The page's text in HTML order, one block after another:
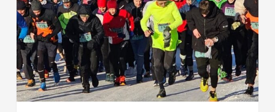
Želvos
ežerą
Suginčiuose
–
REZ,
FOTO